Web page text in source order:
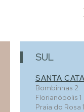
SUL
SANTA
Bombinhas 2
Florianópolis 1
Praia do Rosa 1